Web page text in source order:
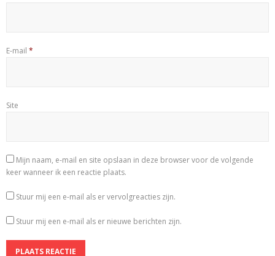
E-mail *
Site
Mijn naam, e-mail en site opslaan in deze browser voor de volgende
keer wanneer ik een reactie plaats.
Stuur mij een e-mail als er vervolgreacties zijn.
Stuur mij een e-mail als er nieuwe berichten zijn.